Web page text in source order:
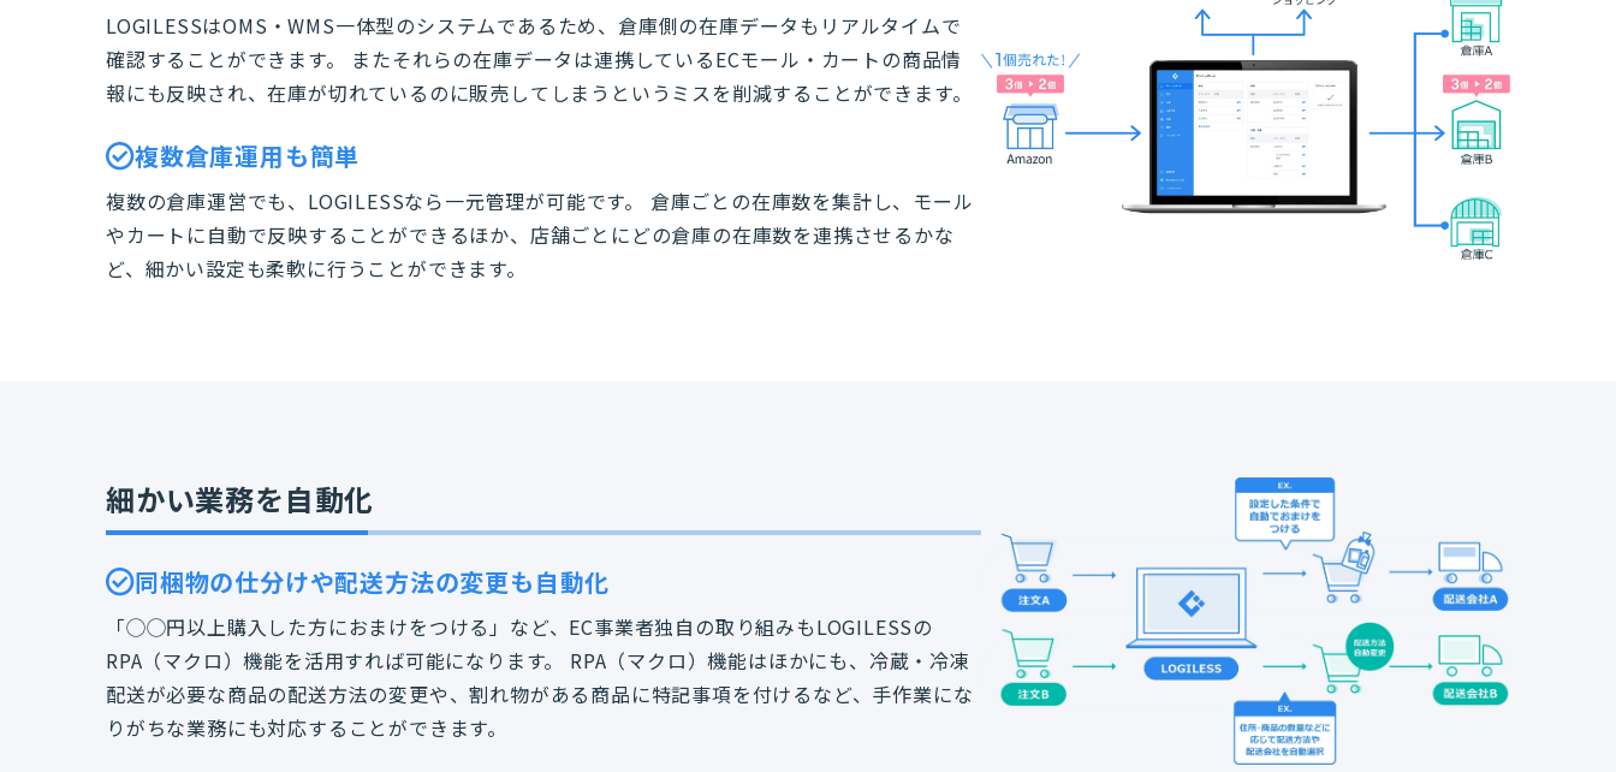
LOGILESSはOMS・WMS一体型のシステムであるため、倉庫側の在庫データもリアルタイムで
確認することができます。 またそれらの在庫データは連携しているECモール・カートの商品情
報にも反映され、在庫が切れているのに販売してしまうというミスを削減することができます。
複数倉庫運用も簡単
複数の倉庫運営でも、LOGILESSなら一元管理が可能です。 倉庫ごとの在庫数を集計し、モール
やカートに自動で反映することができるほか、店舗ごとにどの倉庫の在庫数を連携させるかな
ど、細かい設定も柔軟に行うことができます。
細かい業務を自動化
同梱物の仕分けや配送方法の変更も自動化
「◯◯円以上購入した方におまけをつける」など、EC事業者独自の取り組みもLOGILESSの
RPA（マクロ）機能を活用すれば可能になります。 RPA（マクロ）機能はほかにも、冷蔵・冷凍
配送が必要な商品の配送方法の変更や、割れ物がある商品に特記事項を付けるなど、手作業にな
りがちな業務にも対応することができます。